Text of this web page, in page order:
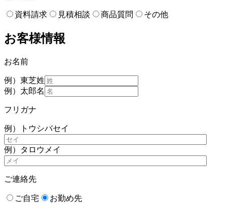
資料請求 見積相談 商品質問 その他
お客様情報
お名前
例）東芝姓
例）太郎名
フリガナ
例）トウシバセイ
例）タロウ メイ
ご連絡先
ご自宅 お勤め先